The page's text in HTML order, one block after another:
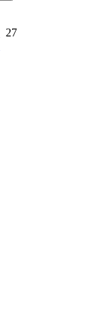
27